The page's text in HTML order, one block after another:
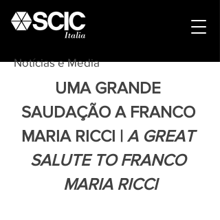
Notícias e Media
UMA GRANDE
SAUDAÇÃO A FRANCO
MARIA RICCI | A GREAT
SALUTE TO FRANCO
MARIA RICCI